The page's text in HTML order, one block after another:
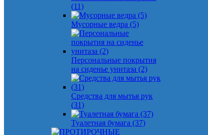
(11)
Мусорные ведра (5)
Персональные покрытия
на сиденье унитаза (2)
Средства для мытья рук
(31)
Туалетная бумага (37)